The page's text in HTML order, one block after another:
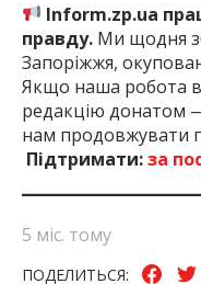
Inform.zp.ua
правду. Ми щодня
Запоріжжя,
Якщо наша робота
редакцію донатом
нам продовжувати
Підтримати:за
5 міс. тому
ПОДЕЛИТЬСЯ: